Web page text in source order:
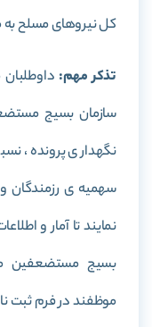
کل نیروهای مسلح
تذکر مهم:
سازمان بسیج
نگهداری پرونده،
نمایند تا آمار و
بسیج مستضعفین
موظفند در فرم ثبت